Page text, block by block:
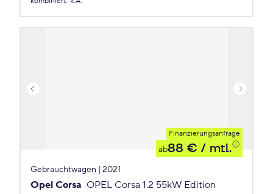
Finanzierungsanfrage
ab88 € / mtl.
Gebrauchtwagen | 2021
Opel Corsa OPEL Corsa 1.2 55kW Edition